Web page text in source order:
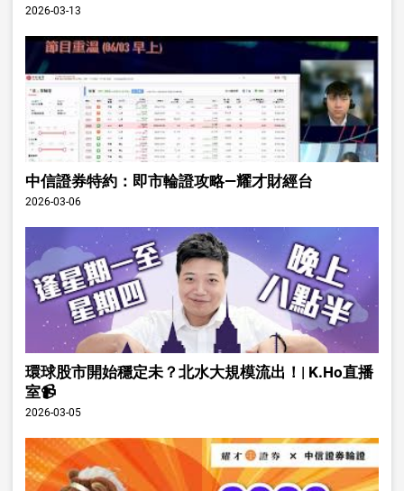
2026-03-13
中信證券特約：即市輪證攻略—耀才財經台
2026-03-06
環球股市開始穩定未？北水大規模流出！| K.Ho直播
室📹
2026-03-05